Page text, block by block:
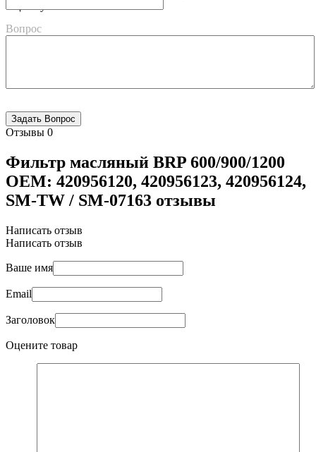
Вопрос
Отзывы 0
Фильтр масляный BRP 600/900/1200
OEM: 420956120, 420956123, 420956124,
SM-TW / SM-07163 отзывы
Написать отзыв
Написать отзыв
Ваше имя
Email
Заголовок
Оцените товар